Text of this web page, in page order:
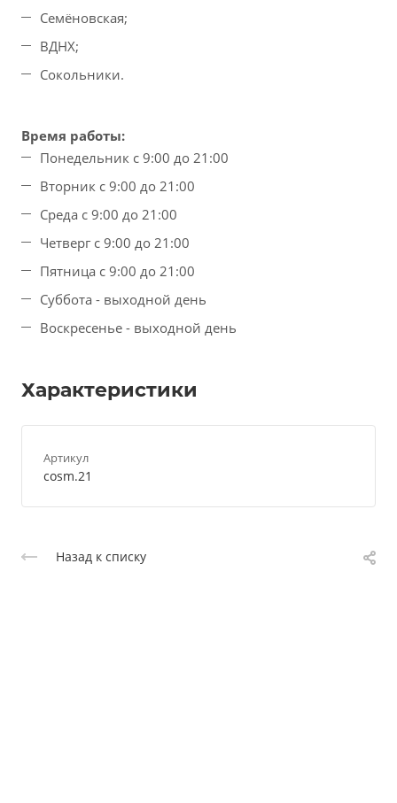
Семёновская;
ВДНХ;
Сокольники.
Время работы:
Понедельник с 9:00 до 21:00
Вторник с 9:00 до 21:00
Среда с 9:00 до 21:00
Четверг с 9:00 до 21:00
Пятница с 9:00 до 21:00
Суббота - выходной день
Воскресенье - выходной день
Характеристики
Артикул
cosm.21
Назад к списку